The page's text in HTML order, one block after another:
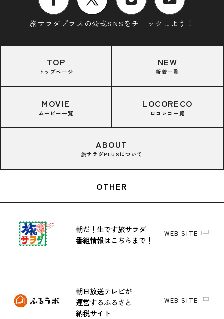
旅サラダプラスの公式SNSをチェックしよう！
TOP
トップページ
NEW
新着一覧
MOVIE
ムービー一覧
LOCORECO
ロコレコ一覧
ABOUT
旅サラダPLUSについて
OTHER
朝だ！生です旅サラダ
番組情報はこちらまで！
WEB SITE
朝日放送テレビが
運営するふるさと
納税サイト
WEB SITE